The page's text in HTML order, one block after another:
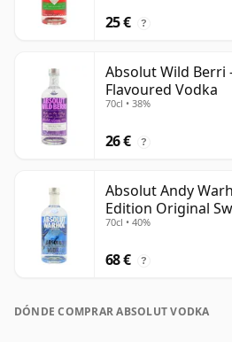
25 € ?
Absolut Wild Berri
Flavoured Vodka
70cl • 38%
26 € ?
Absolut Andy
Edition Original
70cl • 40%
68 € ?
DÓNDE COMPRAR ABSOLUT VODKA